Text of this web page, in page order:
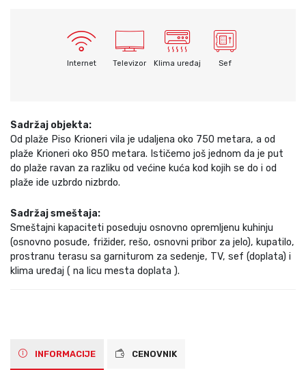
Internet Televizor Klima uređaj Sef
Sadržaj objekta:
Od plaže Piso Krioneri vila je udaljena oko 750 metara, a od
plaže Krioneri oko 850 metara. Ističemo još jednom da je put
do plaže ravan za razliku od većine kuća kod kojih se do i od
plaže ide uzbrdo nizbrdo.
Sadržaj smeštaja:
Smeštajni kapaciteti poseduju osnovno opremljenu kuhinju
(osnovno posuđe, frižider, rešo, osnovni pribor za jelo), kupatilo,
prostranu terasu sa garniturom za sedenje, TV, sef (doplata) i
klima uređaj ( na licu mesta doplata ).
INFORMACIJE CENOVNIK